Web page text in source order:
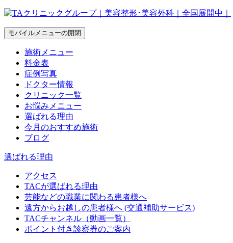
モバイルメニューの開閉
施術メニュー
料金表
症例写真
ドクター情報
クリニック一覧
お悩みメニュー
選ばれる理由
今月のおすすめ施術
ブログ
選ばれる理由
アクセス
TACが選ばれる理由
芸能などの職業に関わる患者様へ
遠方からお越しの患者様へ (交通補助サービス)
TACチャンネル（動画一覧）
ポイント付き診察券のご案内